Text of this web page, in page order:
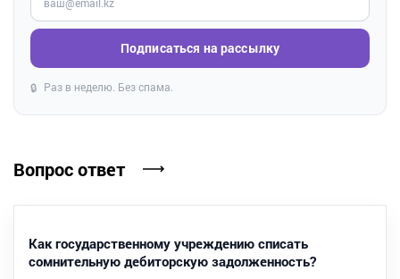
Подписаться на рассылку
🔒 Раз в неделю. Без спама.
Вопрос ответ
Как государственному учреждению списать
сомнительную дебиторскую задолженность?